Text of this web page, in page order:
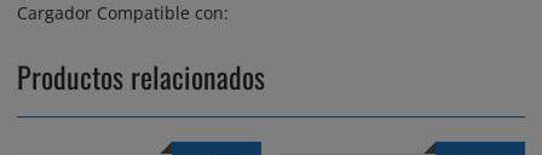
Cargador Compatible con:
Productos relacionados